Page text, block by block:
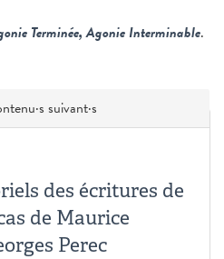
Terminée, Agonie Interminable.
suivant·s
des écritures de
de Maurice
Perec